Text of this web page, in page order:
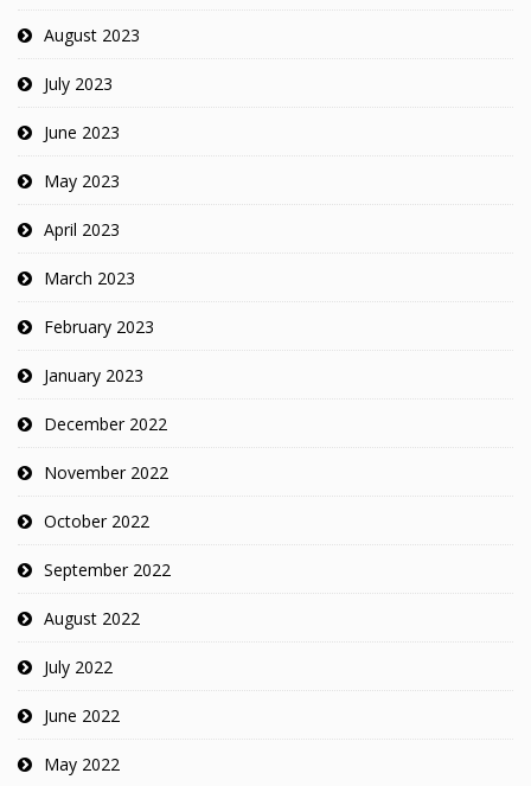
August 2023
July 2023
June 2023
May 2023
April 2023
March 2023
February 2023
January 2023
December 2022
November 2022
October 2022
September 2022
August 2022
July 2022
June 2022
May 2022